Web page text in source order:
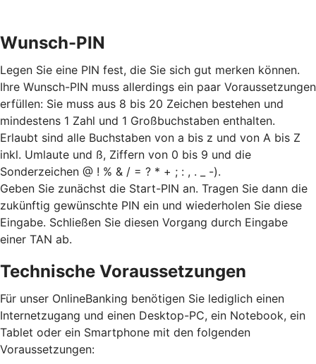
Wunsch-PIN
Legen Sie eine PIN fest, die Sie sich gut merken können.
Ihre Wunsch-PIN muss allerdings ein paar Voraussetzungen
erfüllen: Sie muss aus 8 bis 20 Zeichen bestehen und
mindestens 1 Zahl und 1 Großbuchstaben enthalten.
Erlaubt sind alle Buchstaben von a bis z und von A bis Z
inkl. Umlaute und ß, Ziffern von 0 bis 9 und die
Sonderzeichen @ ! % & / = ? * + ; : , . _ -).
Geben Sie zunächst die Start-PIN an. Tragen Sie dann die
zukünftig gewünschte PIN ein und wiederholen Sie diese
Eingabe. Schließen Sie diesen Vorgang durch Eingabe
einer TAN ab.
Technische Voraussetzungen
Für unser OnlineBanking benötigen Sie lediglich einen
Internetzugang und einen Desktop-PC, ein Notebook, ein
Tablet oder ein Smartphone mit den folgenden
Voraussetzungen: